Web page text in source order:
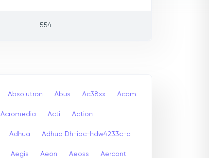
554
Absolutron Abus Ac38xx Acam
Acromedia Acti Action
Adhua Adhua Dh-ipc-hdw4233c-a
Aegis Aeon Aeoss Aercont